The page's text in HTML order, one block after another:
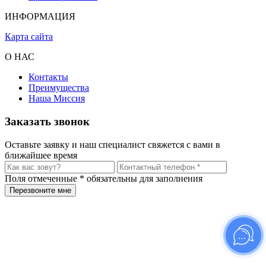
постели — это может перегибать кабель
Регулярно очищайте порт от пыли и грязи
Не подключайте кабель под углом или с усилием
Не ставьте iPad на зарядку в автомобиле без
стабилизатора
ИНФОРМАЦИЯ
Карта сайта
О НАС
Контакты
Преимущества
Наша Миссия
Заказать звонок
Оставьте заявку и наш специалист свяжется с вами в
ближайшее время
Поля отмеченные * обязательны для заполнения